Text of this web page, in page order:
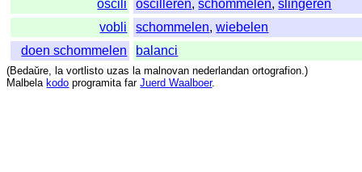
oscili oscilleren,schommelen,slingeren
vobli
schommelen,wiebelen
doen schommelen
balanci
(Bedaŭre, la vortlisto uzas la malnovan nederlandan ortografion.)
Malbela kodo programita far Juerd Waalboer.